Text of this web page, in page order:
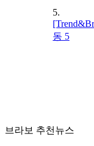
5.
동 5
브라보 추천뉴스